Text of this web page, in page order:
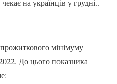
мінімуму
До цього показника